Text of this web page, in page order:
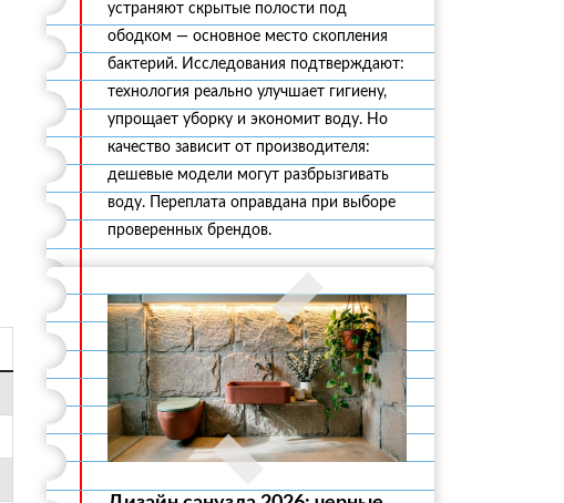
устраняют скрытые полости под
ободком — основное место скопления
бактерий. Исследования подтверждают:
технология реально улучшает гигиену,
упрощает уборку и экономит воду. Но
качество зависит от производителя:
дешевые модели могут разбрызгивать
воду. Переплата оправдана при выборе
проверенных брендов.